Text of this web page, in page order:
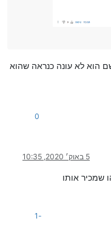
הוא לא עונה כנראה שהוא
0
5 באוק׳ 2020, 10:35
שמכיר אותו
-1